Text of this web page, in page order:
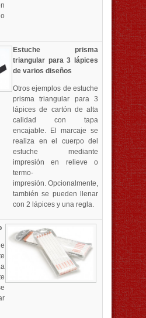
Estuche prisma
triangular para 3 lápices
de varios diseños
Otros ejemplos de estuche
prisma triangular para 3
lápices de cartón de alta
calidad con tapa
encajable. El marcaje se
realiza en el cuerpo del
estuche mediante
impresión en relieve o
termo-
impresión. Opcionalmente,
también se pueden llenar
con 2 lápices y una regla.